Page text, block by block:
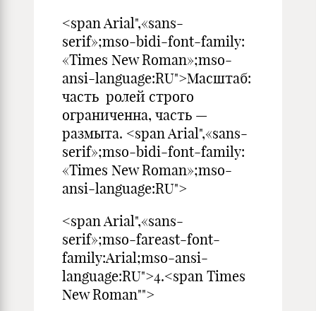
<span Arial",«sans-
serif»;mso-bidi-font-family:
«Times New Roman»;mso-
ansi-language:RU">Масштаб:
часть ролей строго
ограниченна, часть —
размыта. <span Arial",«sans-
serif»;mso-bidi-font-family:
«Times New Roman»;mso-
ansi-language:RU">
<span Arial",«sans-
serif»;mso-fareast-font-
family:Arial;mso-ansi-
language:RU">4.<span Times
New Roman"">